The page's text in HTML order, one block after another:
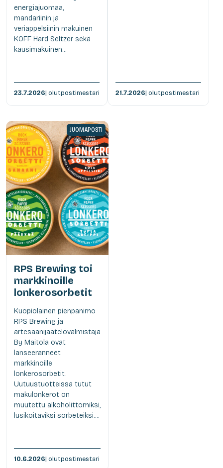
energiajuomaa,
mandariinin ja
veriappelsiinin makuinen
KOFF Hard Seltzer sekä
kausimakuinen...
23.7.2026| olutpostimestari 21.7.2026| olutpostimestari
JUOMAPOSTI
RPS Brewing toi
markkinoille
lonkerosorbetit
Kuopiolainen pienpanimo
RPS Brewing ja
artesaanijäätelövalmistaja
By Maitola ovat
lanseeranneet
markkinoille
lonkerosorbetit.
Uutuustuotteissa tutut
makulonkerot on
muutettu alkoholittomiksi,
lusikoitaviksi sorbeteiksi....
10.6.2026| olutpostimestari